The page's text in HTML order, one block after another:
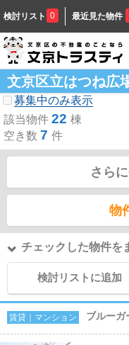
検討リスト 0 最近見た物件
文京区立はつね広
募集中のみ表示
該当物件 22 棟
空き数 7 件
さら
物
チェックした物件を
検討リストに追加
賃貸｜マンション ブルーガ